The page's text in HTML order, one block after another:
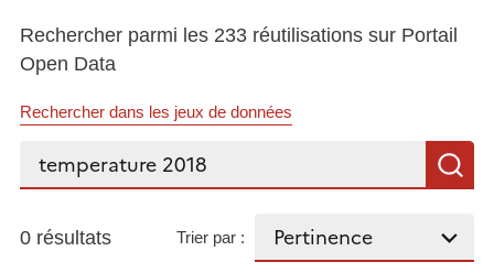
Rechercher parmi les 233 réutilisations sur Portail
Open Data
Rechercher dans les jeux de données
Rechercher...
0 résultats Trier par :